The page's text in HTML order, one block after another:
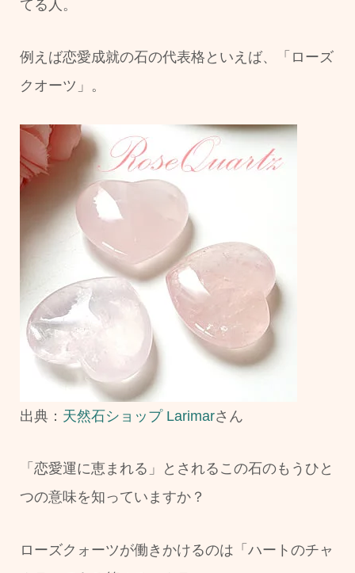
てる人。
例えば恋愛成就の石の代表格といえば、「ローズ
クオーツ」。
出典： 天然石ショップ Larimarさん
「恋愛運に恵まれる」とされるこの石のもうひと
つの意味を知っていますか？
ローズクォーツが働きかけるのは「ハートのチャ